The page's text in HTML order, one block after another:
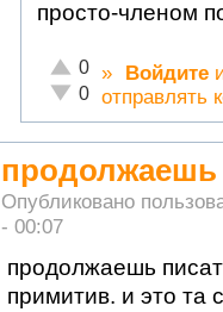
просто-членом
Отлично!
0
Неадекватно!
0
» Войдите
отправлять
продолжаешь
Опубликовано
- 00:07
продолжаешь
примитив. и это та